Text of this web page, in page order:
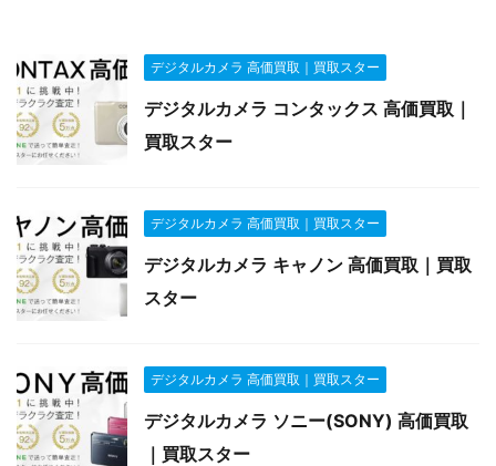
デジタルカメラ 高価買取｜買取スター
デジタルカメラ コンタックス 高価買取｜
買取スター
デジタルカメラ 高価買取｜買取スター
デジタルカメラ キャノン 高価買取｜買取
スター
デジタルカメラ 高価買取｜買取スター
デジタルカメラ ソニー(SONY) 高価買取
｜買取スター